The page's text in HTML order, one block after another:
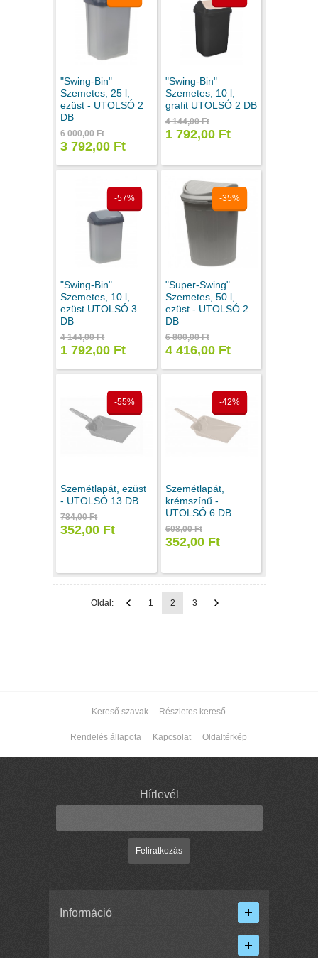
"Swing-Bin"
Szemetes, 25 l,
ezüst - UTOLSÓ 2
DB
6 000,00 Ft
3 792,00 Ft
"Swing-Bin"
Szemetes, 10 l,
grafit UTOLSÓ 2 DB
4 144,00 Ft
1 792,00 Ft
-57%
"Swing-Bin"
Szemetes, 10 l,
ezüst UTOLSÓ 3
DB
4 144,00 Ft
1 792,00 Ft
-35%
"Super-Swing"
Szemetes, 50 l,
ezüst - UTOLSÓ 2
DB
6 800,00 Ft
4 416,00 Ft
-55%
Szemétlapát, ezüst
- UTOLSÓ 13 DB
784,00 Ft
352,00 Ft
-42%
Szemétlapát,
krémszínű -
UTOLSÓ 6 DB
608,00 Ft
352,00 Ft
Oldal: 1 2 3
Kereső szavak Részletes kereső
Rendelés állapota Kapcsolat Oldaltérkép
Hírlevél
Feliratkozás
Információ